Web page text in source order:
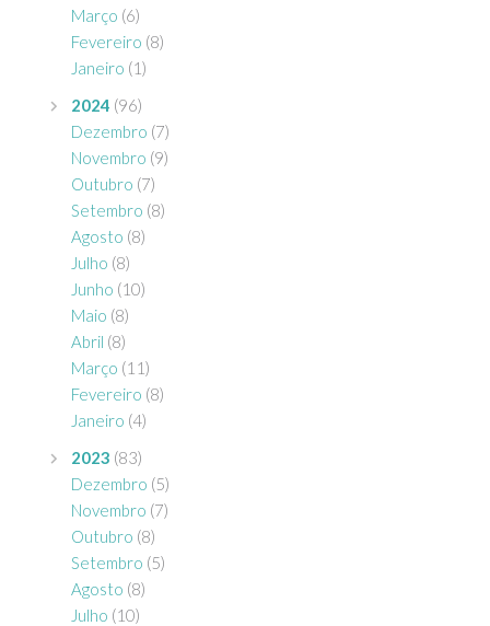
Março (6)
Fevereiro (8)
Janeiro (1)
2024 (96)
Dezembro (7)
Novembro (9)
Outubro (7)
Setembro (8)
Agosto (8)
Julho (8)
Junho (10)
Maio (8)
Abril (8)
Março (11)
Fevereiro (8)
Janeiro (4)
2023 (83)
Dezembro (5)
Novembro (7)
Outubro (8)
Setembro (5)
Agosto (8)
Julho (10)